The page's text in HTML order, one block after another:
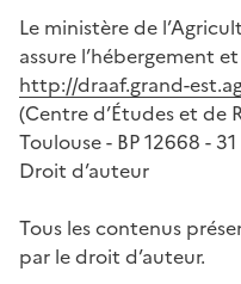
Le ministère de
assure l’hébergement
http://draaf.grand-
(Centre d’Études et de
Toulouse - BP 12668 -
Droit d’auteur
Tous les contenus
par le droit d’auteur.